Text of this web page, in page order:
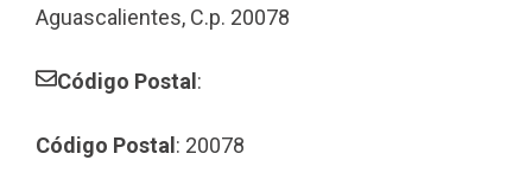
Aguascalientes, C.p. 20078
Código Postal :
Código Postal : 20078